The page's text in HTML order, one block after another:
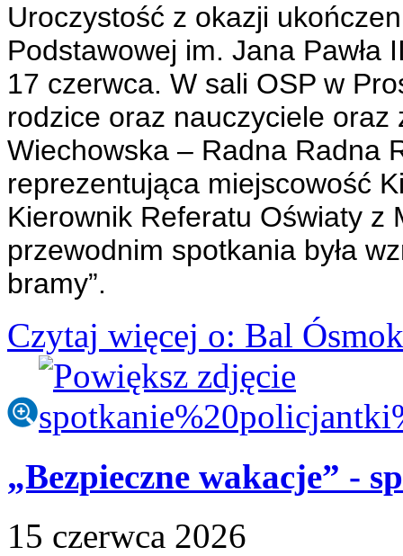
Uroczystość z okazji
Podstawowej im. Jana Pawła
17 czerwca. W sali OSP w
rodzice oraz nauczyciele
Wiechowska – Radna Radna
reprezentująca miejscowość
Kierownik Referatu Oświaty z
przewodnim spotkania była
bramy”.
Czytaj więcej o: Bal
„Bezpieczne wakacje” -
15 czerwca 2026